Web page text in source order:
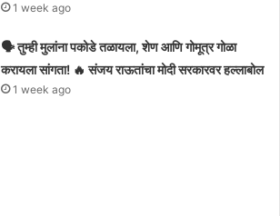
1 week ago
🗣️ तुम्ही मुलांना पकोडे तळायला, शेण आणि गोमूत्र गोळा
करायला सांगता! 🔥 संजय राऊतांचा मोदी सरकारवर हल्लाबोल
1 week ago